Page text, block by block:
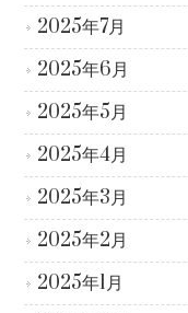
2025年7月
2025年6月
2025年5月
2025年4月
2025年3月
2025年2月
2025年1月